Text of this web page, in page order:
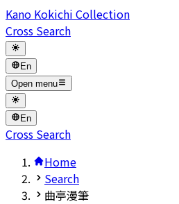
Kano Kokichi Collection
Cross Search
En
Open menu
En
Cross Search
Home
Search
曲亭漫筆